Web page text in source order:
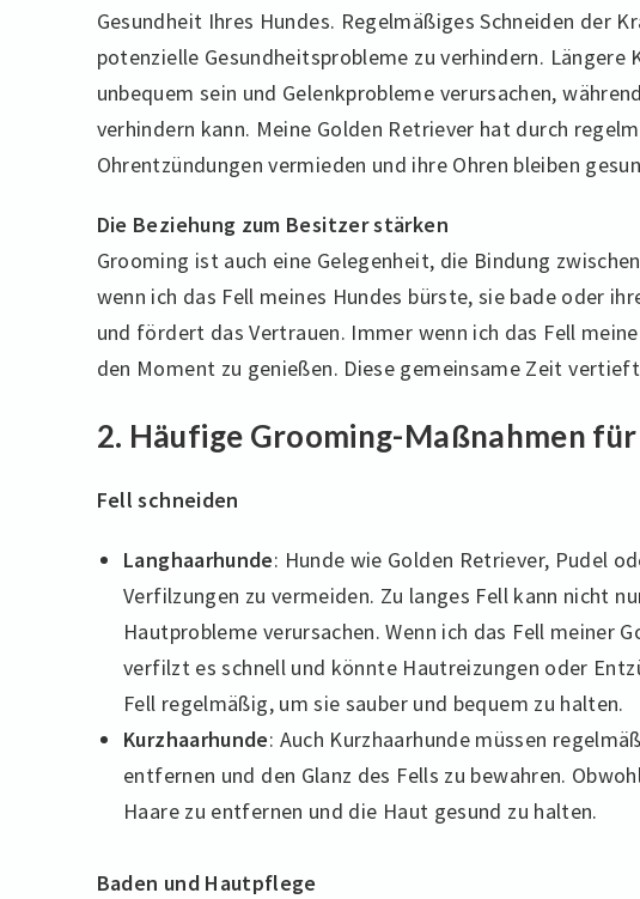
Gesundheit Ihres Hundes. Regelmäßiges Schneiden der
potenzielle Gesundheitsprobleme zu verhindern. Längere
unbequem sein und Gelenkprobleme verursachen,
verhindern kann. Meine Golden Retriever hat durch
Ohrentzündungen vermieden und ihre Ohren bleiben
Die Beziehung zum Besitzer stärken
Grooming ist auch eine Gelegenheit, die Bindung
wenn ich das Fell meines Hundes bürste, sie bade oder
und fördert das Vertrauen. Immer wenn ich das Fell
den Moment zu genießen. Diese gemeinsame Zeit
2. Häufige Grooming-Maßnahmen
Fell schneiden
Langhaarhunde: Hunde wie Golden Retriever, Pudel
Verfilzungen zu vermeiden. Zu langes Fell kann nicht
Hautprobleme verursachen. Wenn ich das Fell meiner
verfilzt es schnell und könnte Hautreizungen oder
Fell regelmäßig, um sie sauber und bequem zu halten.
Kurzhaarhunde: Auch Kurzhaarhunde müssen
entfernen und den Glanz des Fells zu bewahren.
Haare zu entfernen und die Haut gesund zu halten.
Baden und Hautpflege